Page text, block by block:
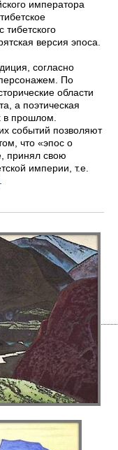
императора
версия эпоса.
согласно
По
области
а поэтическая
в прошлом.
событий позволяют
что «эпос о
принял свою
империи, т.е.